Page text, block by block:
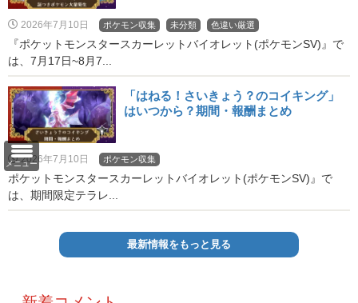
メニュー
2026年7月10日 ポケモン収集 未分類 色違い厳選
『ポケットモンスタースカーレットバイオレット(ポケモンSV)』で
は、7月17日~8月7...
「はねる！さいきょう？のコイキング」
はいつから？期間・報酬まとめ
2026年7月10日 ポケモン収集
ポケットモンスタースカーレットバイオレット(ポケモンSV)』で
は、期間限定テラレ...
最新情報をもっと見る